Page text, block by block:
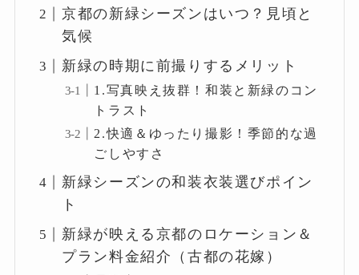
京都の新緑シーズンはいつ？見頃と
気候
新緑の時期に前撮りするメリット
1.写真映え抜群！和装と新緑のコン
トラスト
2.快適＆ゆったり撮影！季節的な過
ごしやすさ
新緑シーズンの和装衣装選びポイン
ト
新緑が映える京都のロケーション＆
プラン料金紹介（古都の花嫁）